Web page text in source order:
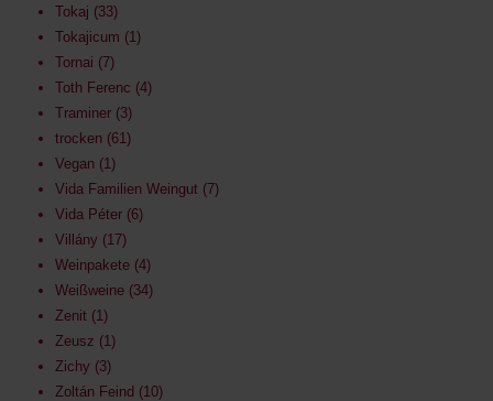
Tokaj 33
Tokajicum 1
Tornai 7
Toth Ferenc 4
Traminer 3
trocken 61
Vegan 1
Vida Familien Weingut 7
Vida Péter 6
Villány 17
Weinpakete 4
Weißweine 34
Zenit 1
Zeusz 1
Zichy 3
Zoltán Feind 10